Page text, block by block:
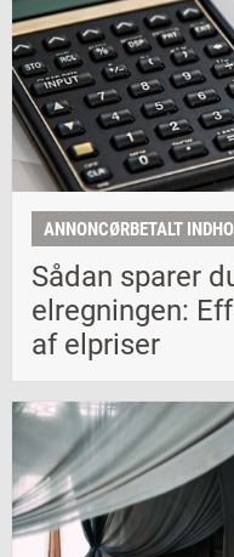
ANNONCØRBETALT
Sådan sparer
elregningen:
af elpriser